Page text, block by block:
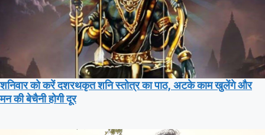
शनिवार को करें दशरथकृत शनि स्तोत्र का पाठ, अटके काम खुलेंगे और
मन की बेचैनी होगी दूर